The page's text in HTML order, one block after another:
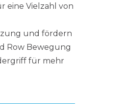
eine Vielzahl von
und fördern
Row Bewegung
für mehr